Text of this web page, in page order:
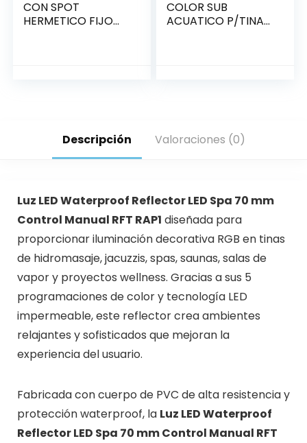
CON SPOT
HERMETICO FIJO
COLOR SUB
ACUATICO P/TINA
Descripción Valoraciones (0)
Luz LED Waterproof Reflector LED Spa 70 mm
Control Manual RFT RAP1 diseñada para
proporcionar iluminación decorativa RGB en tinas
de hidromasaje, jacuzzis, spas, saunas, salas de
vapor y proyectos wellness. Gracias a sus 5
programaciones de color y tecnología LED
impermeable, este reflector crea ambientes
relajantes y sofisticados que mejoran la
experiencia del usuario.
Fabricada con cuerpo de PVC de alta resistencia y
protección waterproof, la Luz LED Waterproof
Reflector LED Spa 70 mm Control Manual RFT